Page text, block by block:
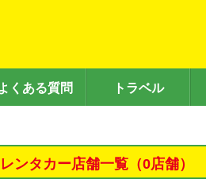
くある質問 トラベル
ンタカー店舗一覧（0店舗）